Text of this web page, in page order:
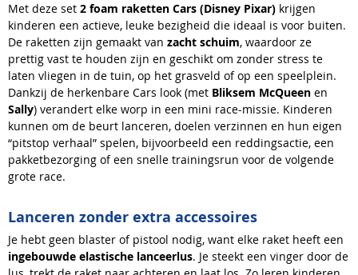
Met deze set 2 foam raketten Cars (Disney Pixar) krijgen
kinderen een actieve, leuke bezigheid die ideaal is voor buiten.
De raketten zijn gemaakt van zacht schuim, waardoor ze
prettig vast te houden zijn en geschikt om zonder stress te
laten vliegen in de tuin, op het grasveld of op een speelplein.
Dankzij de herkenbare Cars look (met Bliksem McQueen en
Sally) verandert elke worp in een mini race-missie. Kinderen
kunnen om de beurt lanceren, doelen verzinnen en hun eigen
“pitstop verhaal” spelen, bijvoorbeeld een reddingsactie, een
pakketbezorging of een snelle trainingsrun voor de volgende
grote race.
Lanceren zonder extra accessoires
Je hebt geen blaster of pistool nodig, want elke raket heeft een
ingebouwde elastische lanceerlus. Je steekt een vinger door de